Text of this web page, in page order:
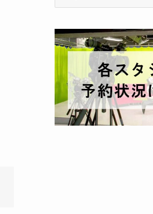
イ
ブ